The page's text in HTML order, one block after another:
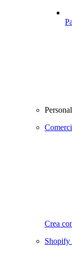
Crea
Shopify